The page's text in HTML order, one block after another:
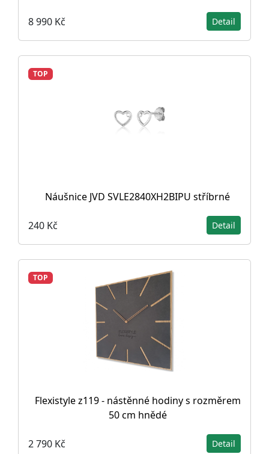
8 990 Kč Detail
TOP
Náušnice JVD SVLE2840XH2BIPU stříbrné
240 Kč Detail
TOP
Flexistyle z119 - nástěnné hodiny s rozměrem
50 cm hnědé
2 790 Kč Detail